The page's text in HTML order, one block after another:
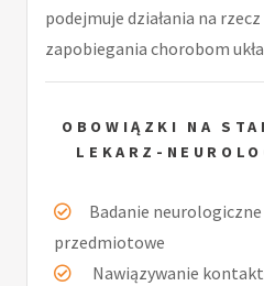
podejmuje działania na
zapobiegania chorobom
OBOWIĄZKI NA
LEKARZ-
Badanie
przedmiotowe
Nawiązywanie